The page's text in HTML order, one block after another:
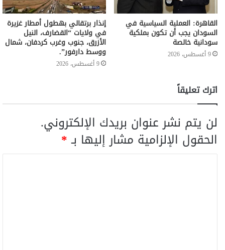
القاهرة: العملية السياسية في
السودان يجب أن تكون بملكية
سودانية خالصة
9 أغسطس، 2026
إنذار برتقالي بهطول أمطار غزيرة
في ولايات “القضارف، النيل
الأزرق، جنوب وغرب كردفان، شمال
ووسط دارفور”.
9 أغسطس، 2026
اترك تعليقاً
لن يتم نشر عنوان بريدك الإلكتروني.
الحقول الإلزامية مشار إليها بـ*